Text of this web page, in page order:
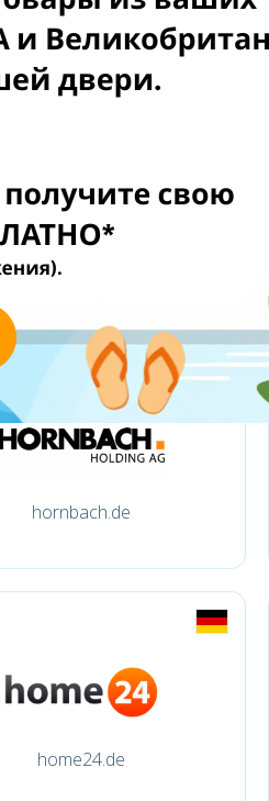
casando.de
tchibo.de
hornbach.de
home24.de